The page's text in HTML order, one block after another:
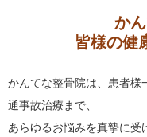
か
皆様の健
かんてな整骨院は、患者様
通事故治療まで、
あらゆるお悩みを真摯に受